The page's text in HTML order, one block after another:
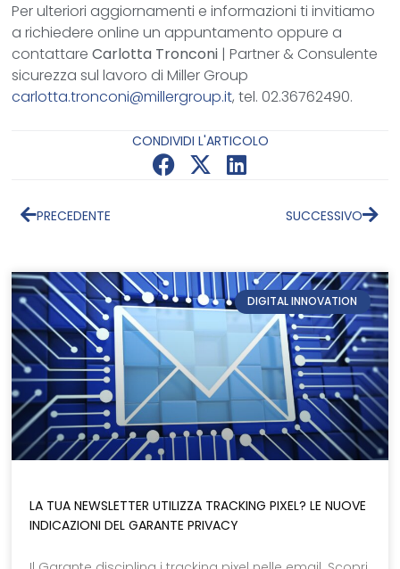
Per ulteriori aggiornamenti e informazioni ti invitiamo
a richiedere online un appuntamento oppure a
contattareCarlotta Tronconi | Partner & Consulente
sicurezza sul lavoro di Miller Group
carlotta.tronconi@millergroup.it, tel. 02.36762490.
CONDIVIDI L'ARTICOLO
PRECEDENTE SUCCESSIVO
DIGITAL INNOVATION
LA TUA NEWSLETTER UTILIZZA TRACKING PIXEL? LE NUOVE
INDICAZIONI DEL GARANTE PRIVACY